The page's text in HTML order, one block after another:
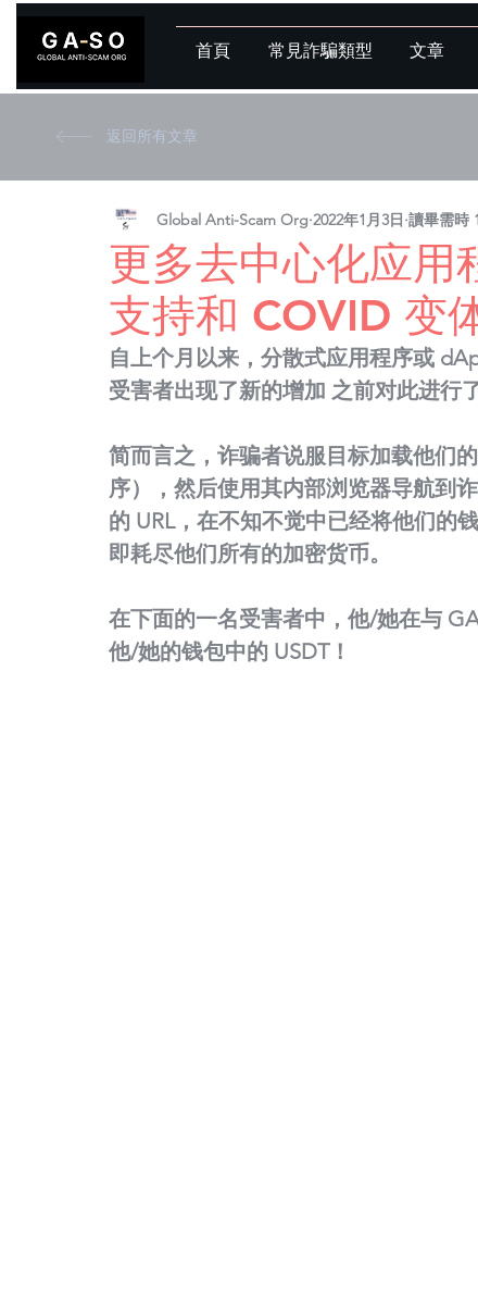
首頁 常見詐騙類型 文章
返回所有文章
更多去中心化应
支持和 COVID 变
Global Anti-Scam Org 2022年1月3日 讀畢需時
自上个月以来，分散式应用程序或
受害者出现了新的增加 之前对此进行
简而言之，诈骗者说服目标加载他们
序），然后使用其内部浏览器导航到
的 URL，在不知不觉中已经将他们的
即耗尽他们所有的加密货币。
在下面的一名受害者中，他/她在与
他/她的钱包中的 USDT！